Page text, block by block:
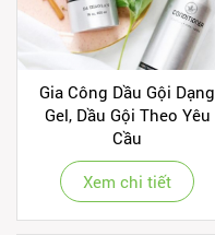
Gia Công Dầu Gội Dạng
Gel, Dầu Gội Theo Yêu
Cầu
Xem chi tiết